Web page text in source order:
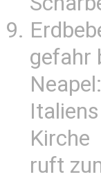
gefahr
Neapel:
Italiens
Kirche
ruft